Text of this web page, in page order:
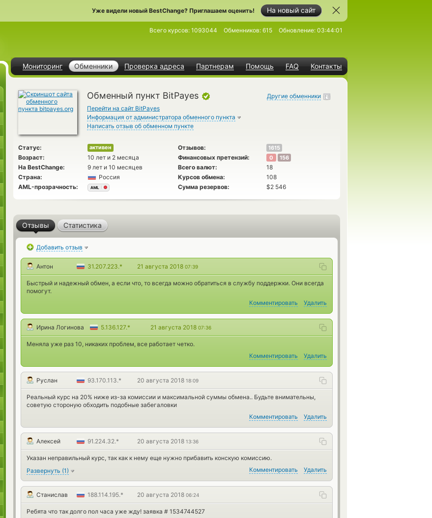
На новый сайт
Уже видели новый BestChange? Приглашаем оценить!
Мониторинг Обменники Проверка адреса Партнерам Помощь FAQ Контакты
Всего курсов: 1093044 Обменников: 615 Обновление: 03:44:01
Обменный пункт BitPayes
Перейти на сайт BitPayes
Информация от администратора обменного пункта
Написать отзыв об обменном пункте
Другие обменники
Статус: активен Отзывов: 1615
Возраст: 10 лет и 2 месяца Финансовых претензий: 0 156
На BestChange: 9 лет и 10 месяцев Всего валют:
18
Страна:
Россия Курсов обмена:
108
AML-прозрачность:
AML Сумма резервов: $2 546
Отзывы Статистика
Добавить отзыв
Антон 31.207.223.* 21 августа 2018 07:39
Быстрый и надежный обмен, а если что, то всегда можно обратиться в службу поддержки. Они всегда
помогут.
Комментировать
Удалить
Ирина Логинова 5.136.127.* 21 августа 2018 07:36
Меняла уже раз 10, никаких проблем, все работает четко.
Комментировать
Удалить
Руслан 93.170.113.* 20 августа 2018 18:09
Реальный курс на 20% ниже из-за комиссии и максимальной суммы обмена.. Будьте внимательны,
советую стороную обходить подобные забегаловки
Комментировать
Удалить
Алексей 91.224.32.* 20 августа 2018 13:36
Указан неправильный курс, так как к нему еще нужно прибавить конскую комиссию.
Развернуть (1) Комментировать Удалить
Станислав 188.114.195.* 20 августа 2018 06:24
Ребята что так долго пол часа уже жду! заявка # 1534744527